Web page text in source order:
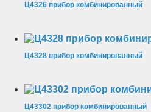
Ц4326 прибор комбинированный
Ц4328 прибор комбинированный
Ц43302 прибор комбинированный